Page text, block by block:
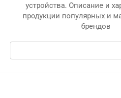
устройства. Описание и
продукции популярных и
брендов
Поиск: